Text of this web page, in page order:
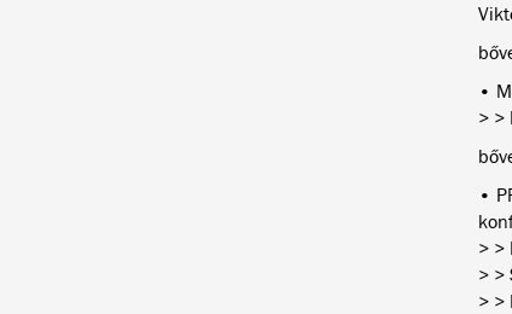
•
> >
•
> >
> >
> >